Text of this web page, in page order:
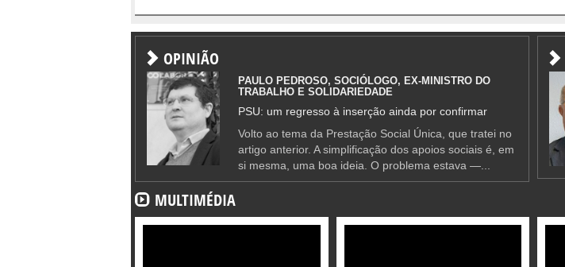
OPINIÃO
PAULO PEDROSO, SOCIÓLOGO, EX-MINISTRO DO
TRABALHO E SOLIDARIEDADE
PSU: um regresso à inserção ainda por confirmar
Volto ao tema da Prestação Social Única, que tratei no
artigo anterior. A simplificação dos apoios sociais é, em
si mesma, uma boa ideia. O problema estava —...
MULTIMÉDIA